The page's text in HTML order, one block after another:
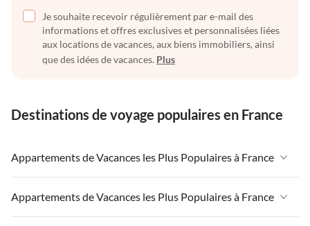
Je souhaite recevoir régulièrement par e-mail des
informations et offres exclusives et personnalisées liées
aux locations de vacances, aux biens immobiliers, ainsi
que des idées de vacances. Plus
Destinations de voyage populaires en France
Appartements de Vacances les Plus Populaires à France
Appartements de Vacances à France
Appartements de Vacances à Paris-Ile de France
Appartements de Vacances les Plus Populaires à France